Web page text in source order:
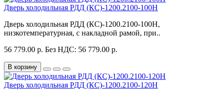
Дверь холодильная РДД (КС)-1200.2100-100Н
Дверь холодильная РДД (КС)-1200.2100-100Н,
низкотемпературная, с накладной рамой, при..
56 779.00 р. Без НДС: 56 779.00 р.
В корзину
Дверь холодильная РДД (КС)-1200.2100-120Н